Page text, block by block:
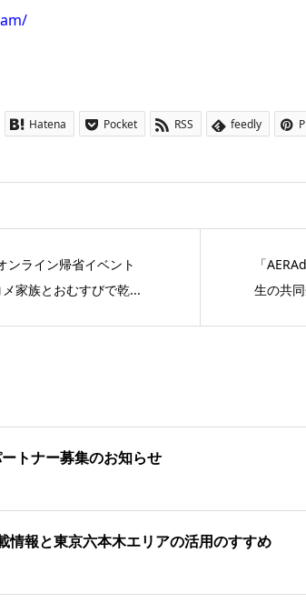
Hatena Pocket RSS feedly
ンライン帰省イベント
家族とおむすびで乾...
「
生の共
トナー募集のお知らせ
情報と東京六本木エリアの活用のすすめ